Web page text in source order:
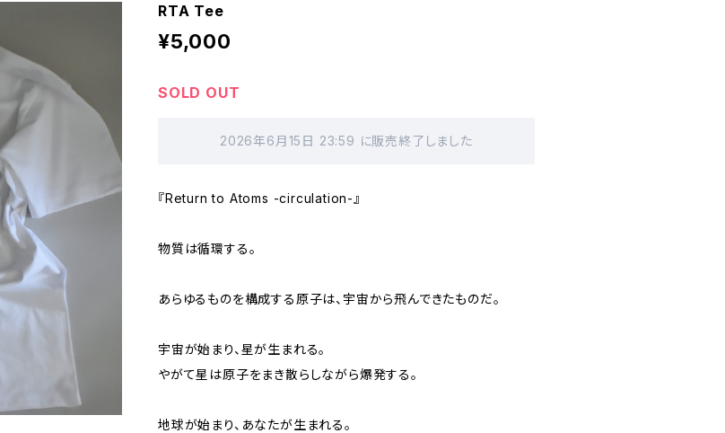
RTA Tee
¥5,000
SOLD OUT
2026年6月15日 23:59 に販売終了しました
『Return to Atoms -circulation-』
物質は循環する。
あらゆるものを構成する原子は、宇宙から飛んできたものだ。
宇宙が始まり、星が生まれる。
やがて星は原子をまき散らしながら爆発する。
地球が始まり、あなたが生まれる。